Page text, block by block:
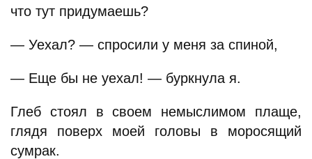
что тут придумаешь?
— Уехал? — спросили у меня за спиной,
— Еще бы не уехал! — буркнула я.
Глеб стоял в своем немыслимом плаще,
глядя поверх моей головы в моросящий
сумрак.